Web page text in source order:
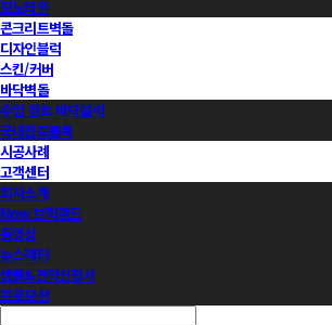
모노타일
콘크리트벽돌
디자인블럭
스킨/커버
바닥벽돌
수입 점토 바닥블럭
국내점토블록
시공사례
고객센터
회사소개
Now 브릭랜드
동영상
뉴스레터
샘플&견적신청서
프로모션